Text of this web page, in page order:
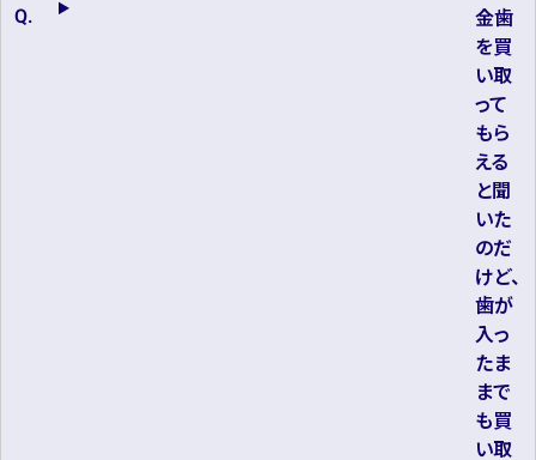
金歯
を買
い取
って
もら
える
と聞
いた
のだ
けど、
歯が
入っ
たま
まで
も買
い取